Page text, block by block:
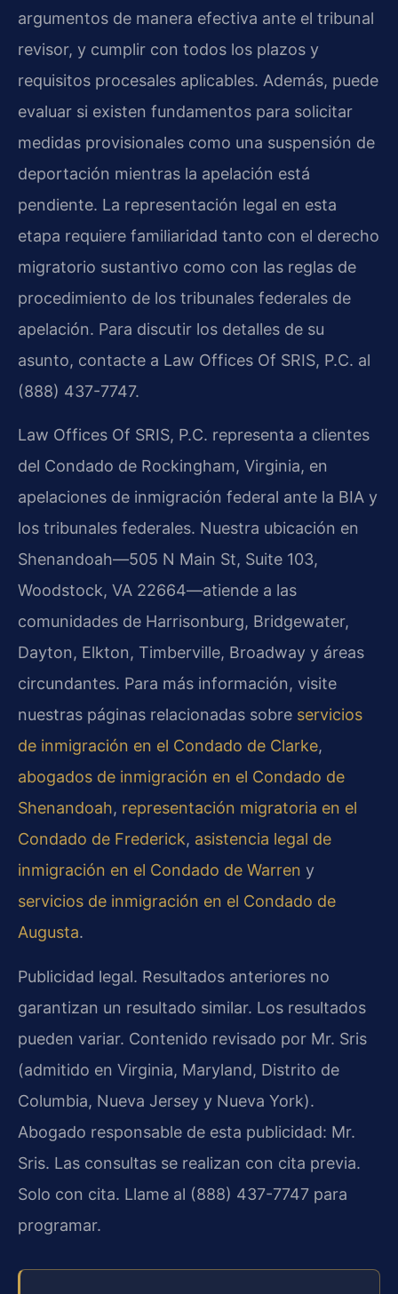
argumentos de manera efectiva ante el tribunal
revisor, y cumplir con todos los plazos y
requisitos procesales aplicables. Además, puede
evaluar si existen fundamentos para solicitar
medidas provisionales como una suspensión de
deportación mientras la apelación está
pendiente. La representación legal en esta
etapa requiere familiaridad tanto con el derecho
migratorio sustantivo como con las reglas de
procedimiento de los tribunales federales de
apelación. Para discutir los detalles de su
asunto, contacte a Law Offices Of SRIS, P.C. al
(888) 437-7747.
Law Offices Of SRIS, P.C. representa a clientes
del Condado de Rockingham, Virginia, en
apelaciones de inmigración federal ante la BIA y
los tribunales federales. Nuestra ubicación en
Shenandoah—505 N Main St, Suite 103,
Woodstock, VA 22664—atiende a las
comunidades de Harrisonburg, Bridgewater,
Dayton, Elkton, Timberville, Broadway y áreas
circundantes. Para más información, visite
nuestras páginas relacionadas sobre servicios
de inmigración en el Condado de Clarke,
abogados de inmigración en el Condado de
Shenandoah, representación migratoria en el
Condado de Frederick, asistencia legal de
inmigración en el Condado de Warren y
servicios de inmigración en el Condado de
Augusta.
Publicidad legal. Resultados anteriores no
garantizan un resultado similar. Los resultados
pueden variar. Contenido revisado por Mr. Sris
(admitido en Virginia, Maryland, Distrito de
Columbia, Nueva Jersey y Nueva York).
Abogado responsable de esta publicidad: Mr.
Sris. Las consultas se realizan con cita previa.
Solo con cita. Llame al (888) 437-7747 para
programar.